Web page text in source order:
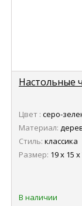
Настольные
Цвет : серо-
Материал:
Стиль: классика
Размер: 19 х 15
В наличии